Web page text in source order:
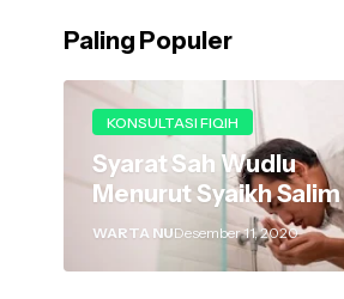
Paling Populer
KONSULTASI FIQIH
Syarat Sah Wudlu
Menurut Syaikh Salim
WARTA NUDesember 11, 2020